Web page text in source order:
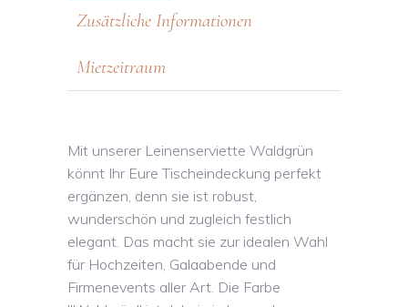
Zusätzliche Informationen
Mietzeitraum
Mit unserer Leinenserviette Waldgrün
könnt Ihr Eure Tischeindeckung perfekt
ergänzen, denn sie ist robust,
wunderschön und zugleich festlich
elegant. Das macht sie zur idealen Wahl
für Hochzeiten, Galaabende und
Firmenevents aller Art. Die Farbe